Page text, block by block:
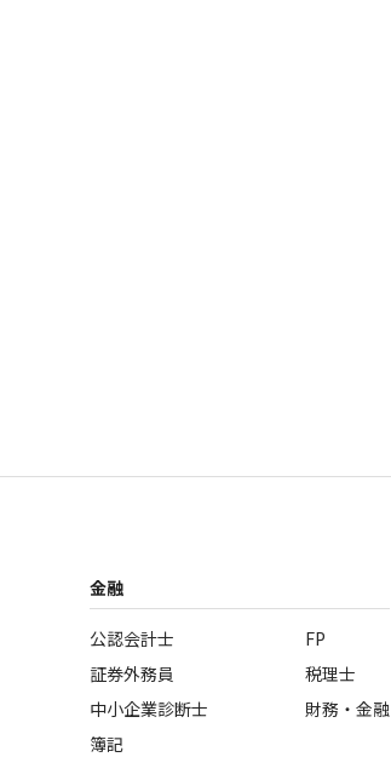
金融
公認会計士
証券外務員
中小企業診断士
簿記
FP
税理士
財務・金融